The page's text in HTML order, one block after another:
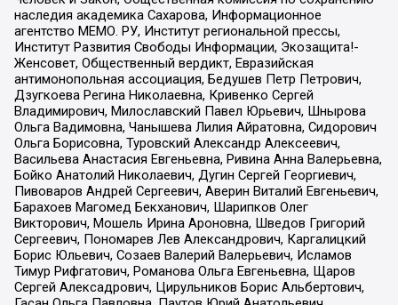
наследия академика Сахарова, Информационное
агентство МЕМО. РУ, Институт региональной прессы,
Институт Развития Свободы Информации, Экозащита!-
Женсовет, Общественный вердикт, Евразийская
антимонопольная ассоциация, Бедушев Петр Петрович,
Дзугкоева Регина Николаевна, Кривенко Сергей
Владимирович, Милославский Павел Юрьевич, Шнырова
Ольга Вадимовна, Чанышева Лилия Айратовна, Сидорович
Ольга Борисовна, Туровский Александр Алексеевич,
Васильева Анастасия Евгеньевна, Ривина Анна Валерьевна,
Бойко Анатолий Николаевич, Дугин Сергей Георгиевич,
Пивоваров Андрей Сергеевич, Аверин Виталий Евгеньевич,
Барахоев Магомед Бекханович, Шарипков Олег
Викторович, Мошель Ирина Ароновна, Шведов Григорий
Сергеевич, Пономарев Лев Александрович, Каргалицкий
Борис Юльевич, Созаев Валерий Валерьевич, Исламов
Тимур Рифгатович, Романова Ольга Евгеньевна, Щаров
Сергей Алексадрович, Цирульников Борис Альбертович,